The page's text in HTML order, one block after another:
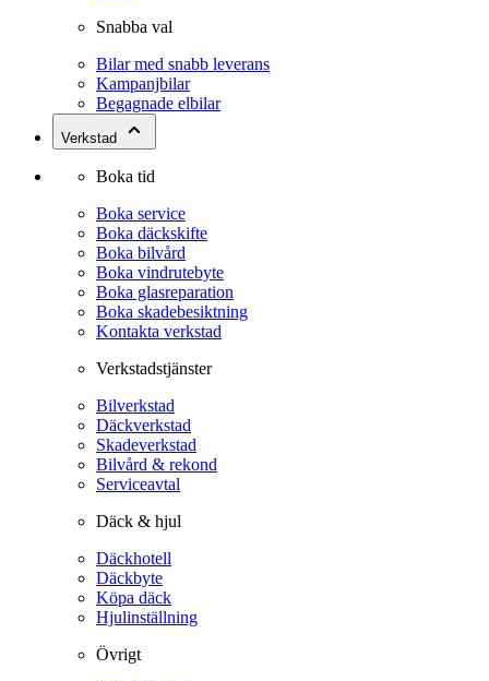
Snabba val
Bilar med snabb leverans
Kampanjbilar
Begagnade elbilar
Verkstad
Boka tid
Boka service
Boka däckskifte
Boka bilvård
Boka vindrutebyte
Boka glasreparation
Boka skadebesiktning
Kontakta verkstad
Verkstadstjänster
Bilverkstad
Däckverkstad
Skadeverkstad
Bilvård & rekond
Serviceavtal
Däck & hjul
Däckhotell
Däckbyte
Köpa däck
Hjulinställning
Övrigt